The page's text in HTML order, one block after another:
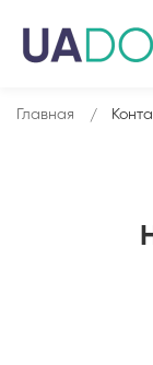
Главная